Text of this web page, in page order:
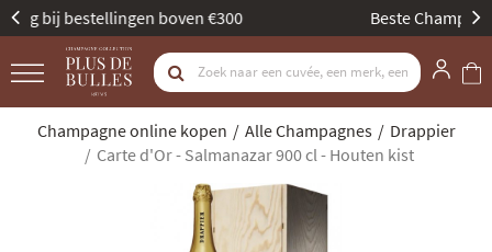
Beste Champagne Specialist door Gault & Millau
Champagne online kopen Alle Champagnes
Drappier
Carte d'Or - Salmanazar 900 cl - Houten kist